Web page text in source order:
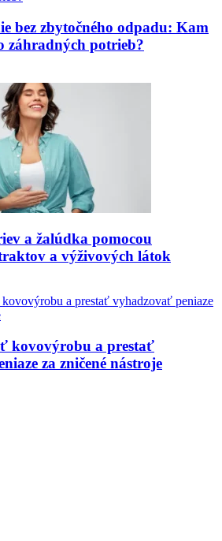
bez zbytočného odpadu: Kam
záhradných potrieb?
a žalúdka pomocou
a výživových látok
kovovýrobu a prestať
za zničené nástroje